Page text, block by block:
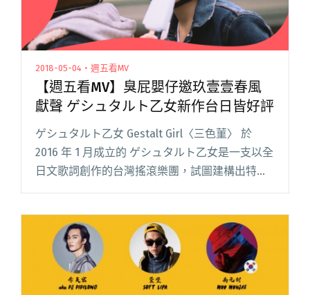
2018-05-04・週五看MV
【週五看MV】臭屁嬰仔邀玖壹壹春風
獻聲 ゲシュタルト乙女新作台日皆好評
ゲシュタルト乙女 Gestalt Girl〈三色菫〉 於
2016 年 1 月成立的 ゲシュタルト乙女是一支以全
日文歌詞創作的台灣搖滾樂團，試圖建構出特有
的音樂世界觀、創造産生共鳴又具有實驗性質的
文 "【週五看MV】臭屁嬰仔邀玖壹壹春風獻聲 ゲ
シュタルト乙女新作台日皆好評"